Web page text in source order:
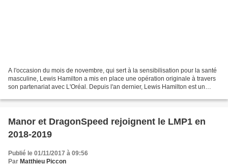
A l'occasion du mois de novembre, qui sert à la sensibilisation pour la santé
masculine, Lewis Hamilton a mis en place une opération originale à travers
son partenariat avec L'Oréal. Depuis l'an dernier, Lewis Hamilton est un
Manor et DragonSpeed rejoignent le LMP1 en
2018-2019
Publié le 01/11/2017 à 09:56
Par Matthieu Piccon